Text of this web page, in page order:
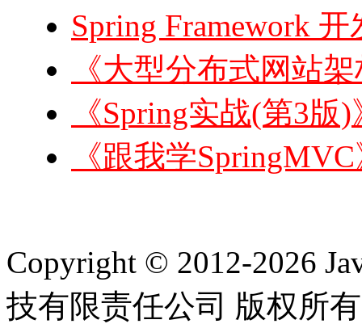
Spring Framework
《大型分布式网站
《Spring实战(第3版
《跟我学
Copyright © 2012-2026
技有限责任公司 版权所有